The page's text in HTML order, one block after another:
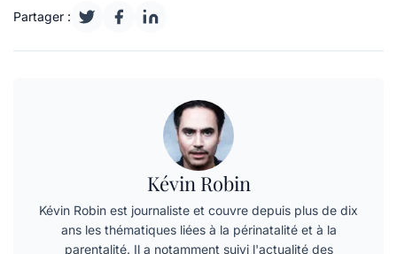
Partager :
Kévin Robin
Kévin Robin est journaliste et couvre depuis plus de dix
ans les thématiques liées à la périnatalité et à la
parentalité. Il a notamment suivi l'actualité des